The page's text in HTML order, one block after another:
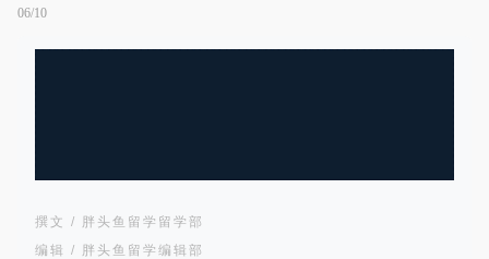
06/10
撰文 / 胖头鱼留学留学部
编辑 / 胖头鱼留学编辑部